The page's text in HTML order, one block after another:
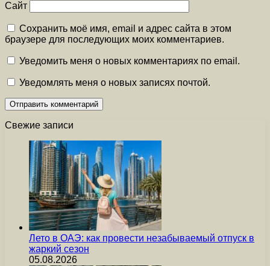
Сайт
Сохранить моё имя, email и адрес сайта в этом
браузере для последующих моих комментариев.
Уведомить меня о новых комментариях по email.
Уведомлять меня о новых записях почтой.
Свежие записи
Лето в ОАЭ: как провести незабываемый отпуск в
жаркий сезон
05.08.2026